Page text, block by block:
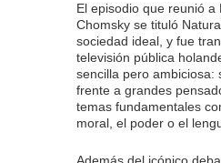
El episodio que reunió a
Chomsky se tituló
sociedad ideal, y fue
televisión pública
sencilla pero ambiciosa:
frente a grandes
temas fundamentales
moral, el poder o el